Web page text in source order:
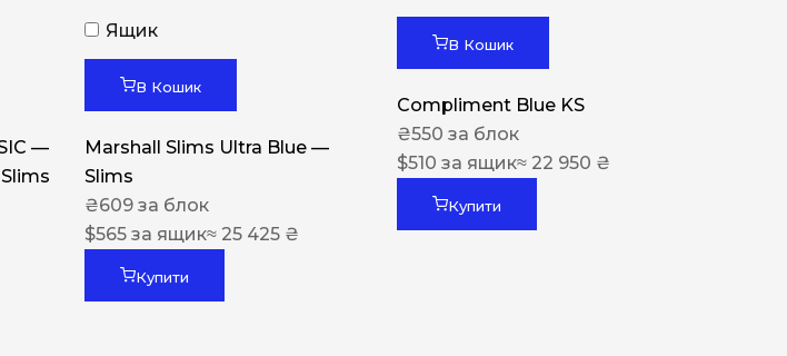
LD
—
Ящик
В Кошик
Marshall Slims Ultra Blue —
Slims
₴609 за блок
$565 за ящик≈ 25 425 ₴
Купити
В Кошик
Compliment Blue KS
₴550 за блок
$510 за ящик≈ 22 950 ₴
Купити